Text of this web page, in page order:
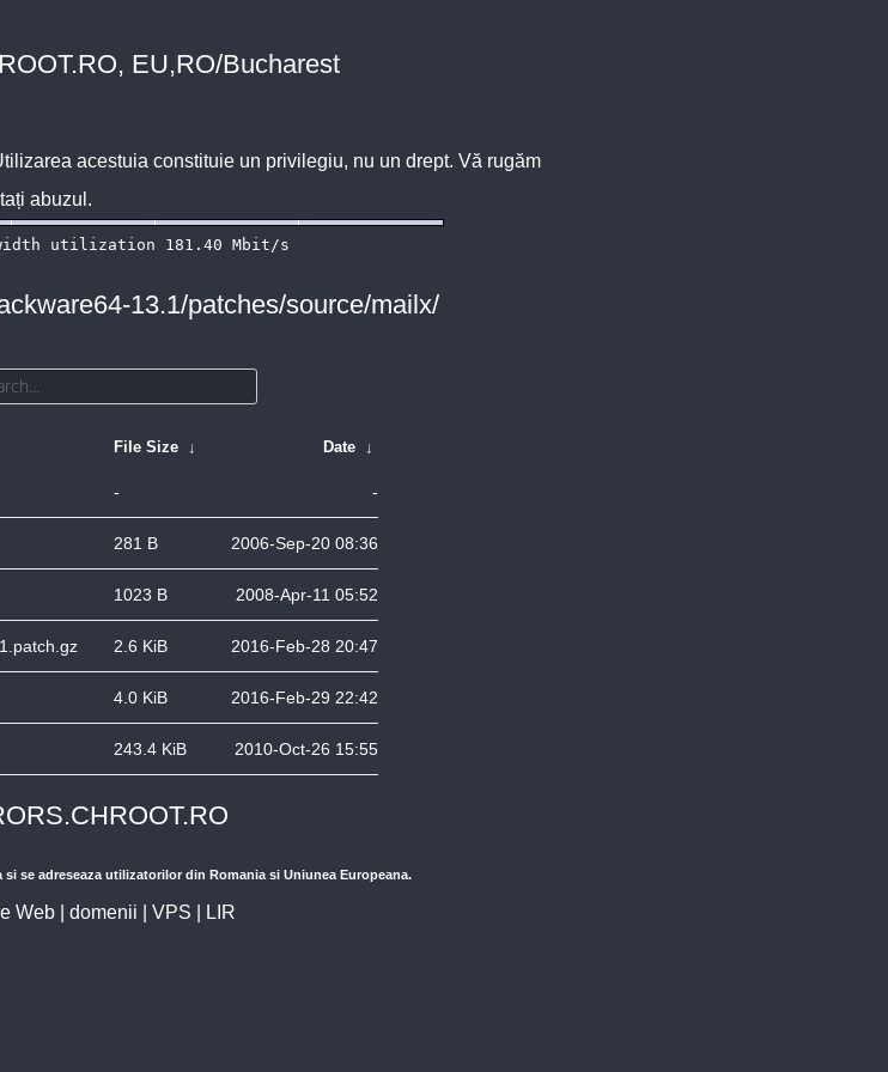
EU,RO/Bucharest
acestuia constituie un privilegiu, nu un drept. Vă rugăm
abuzul.
13.1/patches/source/mailx/
File Size ↓ Date ↓
- -
281 B 2006-Sep-20 08:36
1023 B 2008-Apr-11 05:52
2.6 KiB 2016-Feb-28 20:47
4.0 KiB 2016-Feb-29 22:42
243.4 KiB 2010-Oct-26 15:55
se adreseaza utilizatorilor din Romania si Uniunea Europeana.
Web| domenii VPS LIR